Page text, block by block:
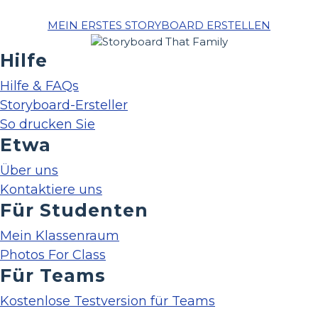
MEIN ERSTES STORYBOARD ERSTELLEN
Hilfe
Hilfe & FAQs
Storyboard-Ersteller
So drucken Sie
Etwa
Über uns
Kontaktiere uns
Für Studenten
Mein Klassenraum
Photos For Class
Für Teams
Kostenlose Testversion für Teams